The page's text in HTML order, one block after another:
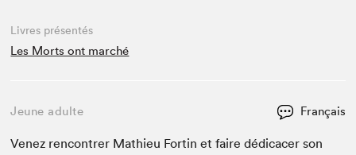
Livres présentés
Les Morts ont marché
Jeune adulte Français
Venez ren­con­tr­er Math­ieu Fortin et faire dédi­cac­er son